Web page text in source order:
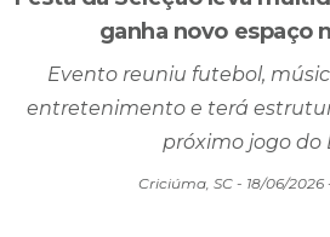
ganha novo espaço
Evento reuniu futebol,
entretenimento e terá
próximo jogo do
Criciúma, SC - 18/06/2026